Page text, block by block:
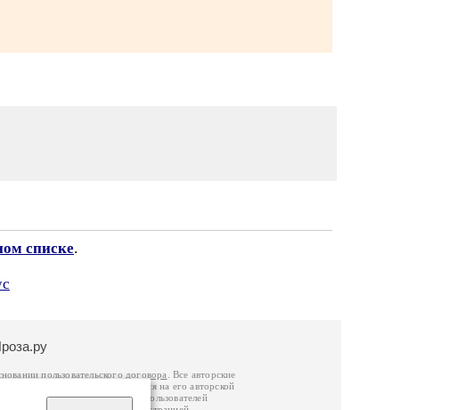
списке.
пользовательского договора
. Все авторские
к которому вы можете обратиться на его авторской
Российской Федерации. Данные пользователей